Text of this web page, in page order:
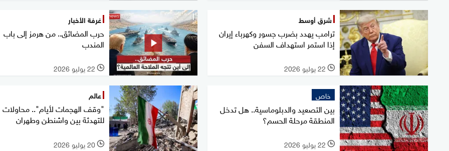
شرق أوسط
ترامب يهدد بضرب جسور وكهرباء إيران
إذا استمر استهداف السفن
l 22 يوليو 2026
غرفة الأخبار
حرب المضائق.. من هرمز إلى باب
المندب
l 22 يوليو 2026
خاص
بين التصعيد والدبلوماسية.. هل تدخل
المنطقة مرحلة الحسم؟
l 22 يوليو 2026
عالم
"وقف الهجمات لأيام".. محاولات
للتهدئة بين واشنطن وطهران
l 20 يوليو 2026